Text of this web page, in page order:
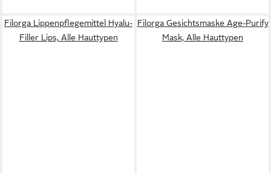
Filorga Lippenpflegemittel Hyalu-
Filler Lips, Alle Hauttypen
Filorga Gesichtsmaske Age-Purify
Mask, Alle Hauttypen